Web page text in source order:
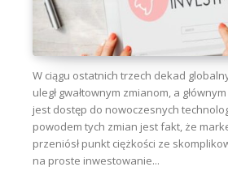
W ciągu ostatnich trzech dekad
uległ gwałtownym zmianom, a
jest dostęp do nowoczesnych
powodem tych zmian jest fakt, że
przeniósł punkt ciężkości ze
na proste inwestowanie...